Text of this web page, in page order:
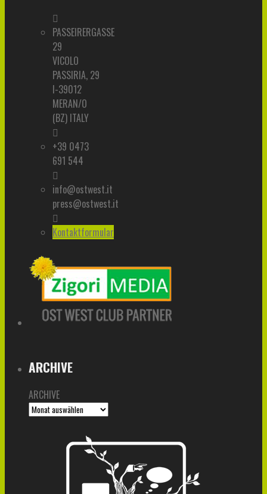
PASSEIRERGASSE
29
VICOLO
PASSIRIA, 29
I-39012
MERAN/O
(BZ) ITALY
+39 0473
691 544
info@ostwest.it
press@ostwest.it
Kontaktformular
ARCHIVE
ARCHIVE